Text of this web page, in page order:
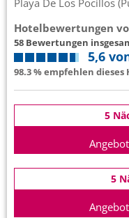
Playa De Los Pocillos
Hotelbewertungen
58 Bewertungen
5,6
98.3 % empfehlen dieses
5
5